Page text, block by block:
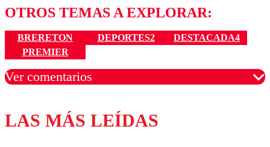
OTROS TEMAS A EXPLORAR:
BRERETON DEPORTES2
DESTACADA4
PREMIER
Ver comentarios
Los comentarios son moderados para garantizar un
diálogo respetuoso.
LAS MÁS LEÍDAS